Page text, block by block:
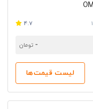
4.7
- تومان
لیست قیمت‌ها